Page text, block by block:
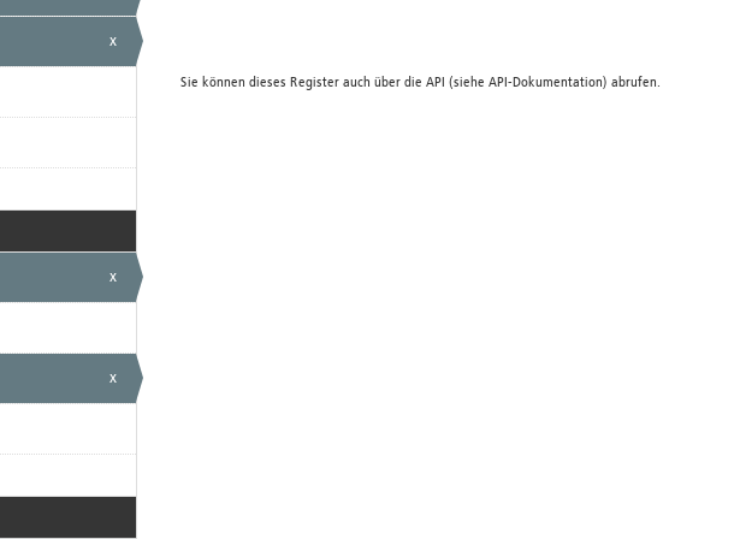
x
x
x
Sie können dieses Register auch über die API (siehe API-Dokumentation) abrufen.